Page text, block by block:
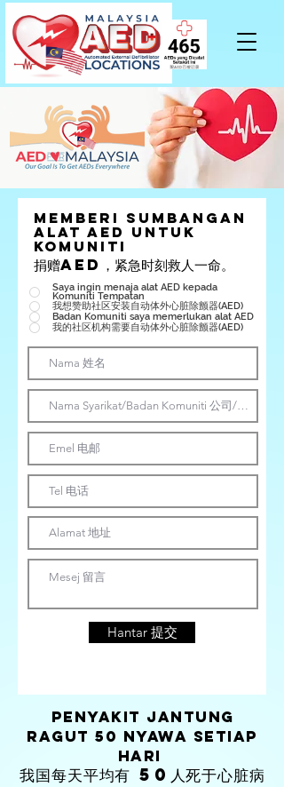
memberi sumbangan
alat AED untuk
komuniti
捐赠AED，紧急时刻救人一命。
Saya ingin menaja alat AED kepada
Komuniti Tempatan
我想赞助社区安装自动体外心脏除颤器(AED)
Badan Komuniti saya memerlukan alat AED
我的社区机构需要自动体外心脏除颤器(AED)
Hantar 提交
Penyakit jantung
ragut 50 nyawa setiap
hari
我国每天平均有50 人死于心脏病